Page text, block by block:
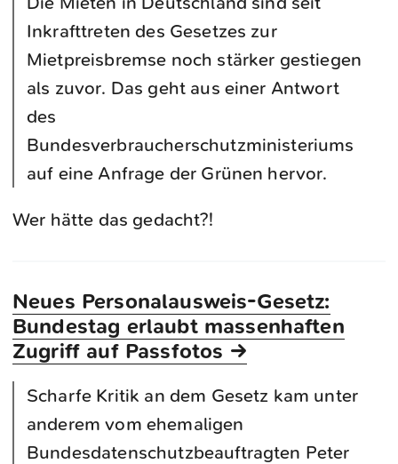
Inkrafttreten des Gesetzes zur
Mietpreisbremse noch stärker gestiegen
als zuvor. Das geht aus einer Antwort
des
Bundesverbraucherschutzministeriums
auf eine Anfrage der Grünen hervor.
Wer hätte das gedacht?!
Neues Personalausweis-Gesetz:
Bundestag erlaubt massenhaften
Zugriff auf Passfotos →
Scharfe Kritik an dem Gesetz kam unter
anderem vom ehemaligen
Bundesdatenschutzbeauftragten Peter